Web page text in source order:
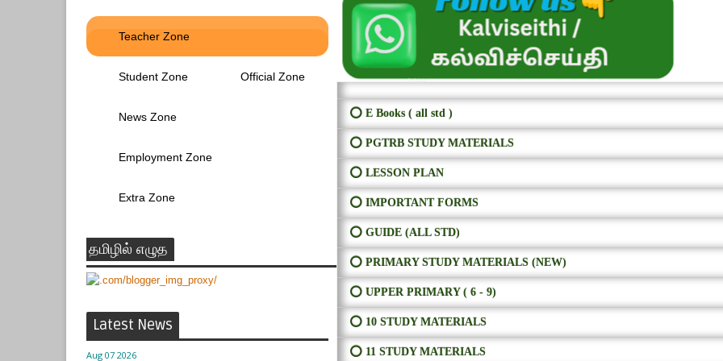
Teacher Zone
Student Zone Official Zone
News Zone
Employment Zone
Extra Zone
தமிழில் எழுத
Latest News
Aug 07 2026
⭕ E Books ( all std )
⭕ PGTRB STUDY MATERIALS
⭕ LESSON PLAN
⭕ IMPORTANT FORMS
⭕ GUIDE (ALL STD)
⭕ PRIMARY STUDY MATERIALS (NEW)
⭕ UPPER PRIMARY ( 6 - 9)
⭕ 10 STUDY MATERIALS
⭕ 11 STUDY MATERIALS